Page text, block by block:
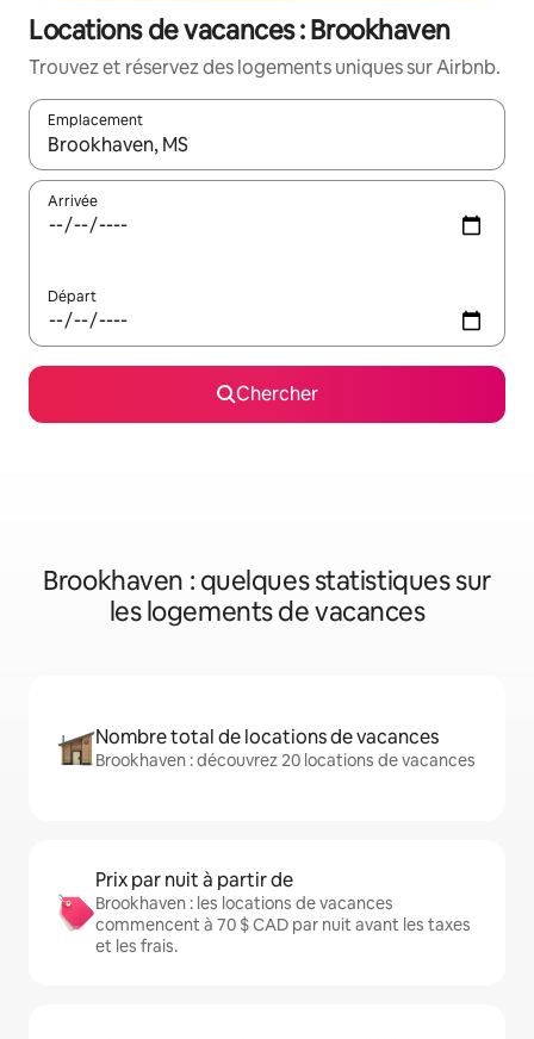
Locations de vacances : Brookhaven
Trouvez et réservez des logements uniques sur Airbnb.
Emplacement
Quand les résultats sont affichés, parcourez-les en utilisant
Arrivée
Départ
Chercher
Brookhaven : quelques statistiques sur
les logements de vacances
Nombre total de locations de vacances
Brookhaven : découvrez 20 locations de vacances
Prix par nuit à partir de
Brookhaven : les locations de vacances
commencent à 70 $ CAD par nuit avant les taxes
et les frais.